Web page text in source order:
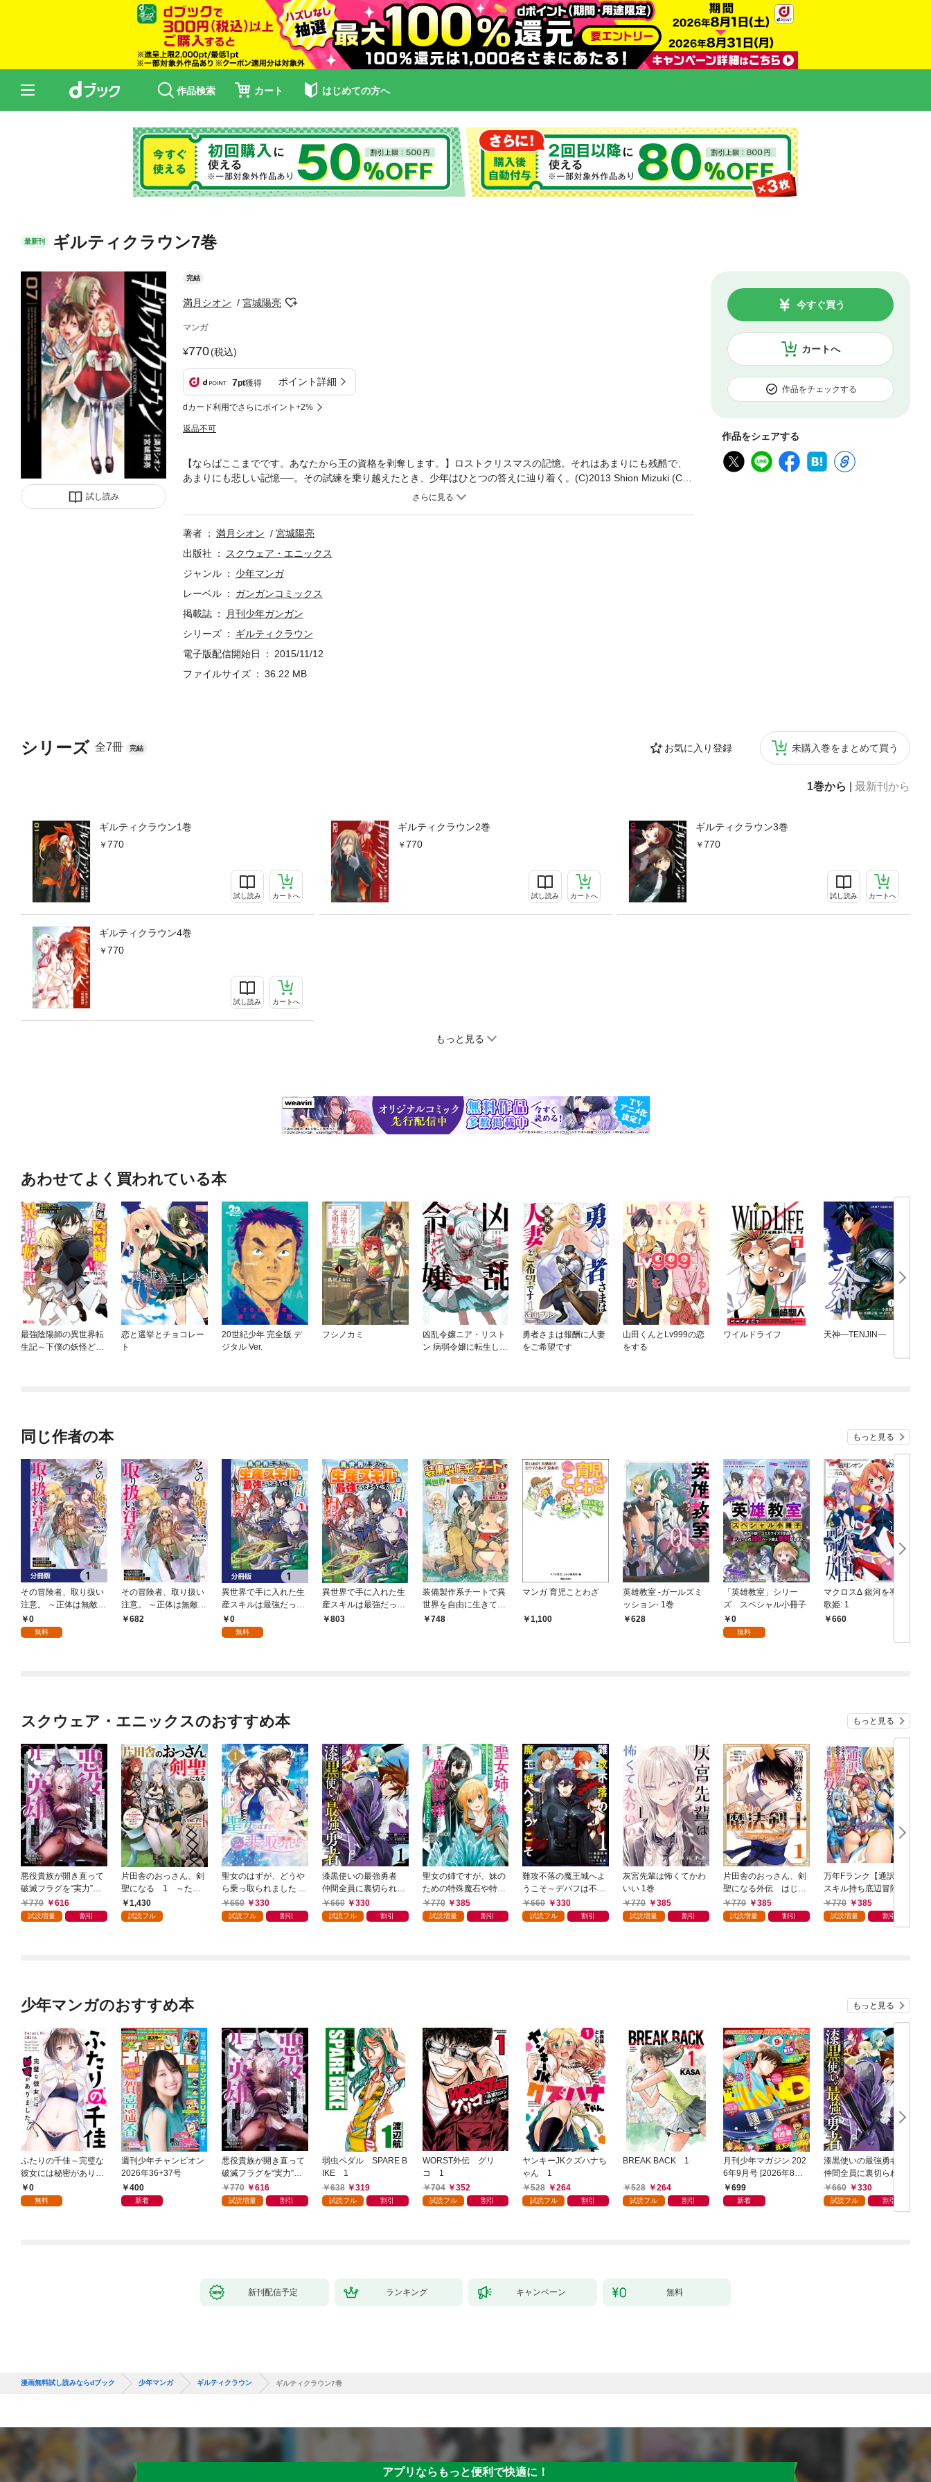
作品検索 カート はじめての方へ
最新刊 ギルティクラウン7巻
試し読み
完結
満月シオン 宮城陽亮
マンガ
770(税込)
7pt獲得 ポイント詳細
dカード利用でさらにポイント+2%
返品不可
カートへ
今すぐ買う
作品をチェックする
作品をシェアする
シリーズ 全7冊 完結 お気に入り登録 未購入巻をまとめて買う
1巻から 最新刊から
ギルティクラウン1巻
770
試し読み カートへ
ギルティクラウン2巻
770
試し読み カートへ
ギルティクラウン3巻
770
試し読み カートへ
ギルティクラウン4巻
770
試し読み カートへ
もっと見る
【ならばここまでです。あなたから王の資格を剥奪します。】ロストクリスマスの記憶。それはあまりにも残酷で、
あまりにも悲しい記憶──。その試練を乗り越えたとき、少年はひとつの答えに辿り着く。(C)2013 Shion Mizuki (C)
著者 満月シオン
宮城陽亮
出版社
スクウェア・エニックス
ジャンル
少年マンガ
レーベル
ガンガンコミックス
掲載誌
月刊少年ガンガン
シリーズ
ギルティクラウン
電子版配信開始日
2015/11/12
ファイルサイズ
36.22 MB
あわせてよく買われている本
最強陰陽師の異世界転
生記～下僕の妖怪ども
恋と選挙とチョコレー
ト
20世紀少年 完全版 デ
ジタル Ver.
フシノカミ
凶乱令嬢ニア・リスト
ン 病弱令嬢に転生した
勇者さまは報酬に人妻
をご希望です
山田くんとLv999の恋
をする
ワイルドライフ 天神—TENJIN—
同じ作者の本 もっと見る
その冒険者、取り扱い
注意。 ～正体は無敵の
下僕たちを統べる異世
界最強の魔導王～【分
0
無料
その冒険者、取り扱い
注意。 ～正体は無敵の
下僕たちを統べる異世
682
異世界で手に入れた生
産スキルは最強だった
ようです。 ～創造＆
器用のWチートで無双
0
無料
異世界で手に入れた生
産スキルは最強だった
ようです。 ～創造＆
803
装備製作系チートで異
世界を自由に生きてい
きます１
748
マンガ 育児ことわざ
1,100
英雄教室 -ガールズミ
ッション- 1巻
628
「英雄教室」シリー
ズ スペシャル小冊子
0
無料
マクロスΔ 銀河を導く
歌姫: 1
660
スクウェア・エニックスのおすすめ本 もっと見る
悪役貴族が開き直って
破滅フラグを“実力”で
叩き折っていたら、い
つの間にかヒロイン達
770 616
試読増量 割引
片田舎のおっさん、剣
聖になる 1 ～ただ
の田舎の剣術師範だっ
たのに、大成した弟子
1,430
試読フル
聖女のはずが、どうや
ら乗っ取られました 1
巻660 330
試読フル 割引
漆黒使いの最強勇者
仲間全員に裏切られた
ので最強の魔物と組み
ます 1巻
660 330
試読フル 割引
聖女の姉ですが、妹の
ための特殊魔石や特殊
薬草の採取をやめた
ら、隣国の魔術師様の
770 385
試読増量 割引
難攻不落の魔王城へよ
うこそ～デバフは不要
と勇者パーティーを追
い出された黒魔導士、
660 330
試読フル 割引
灰宮先輩は怖くてかわ
いい 1巻
770
385
試読増量 割引
片田舎のおっさん、剣
聖になる外伝 はじま
りの魔法剣士 1巻
770 385
試読増量 割引
万年Fランク【通訳】
スキル持ち底辺冒険
者、異種族の最強美少
女たちとパーティーを
組んで才能に開花し無
770 385
試読増量 割引
少年マンガのおすすめ本 もっと見る
ふたりの千佳～完璧な
彼女には秘密がありま
した(1)
0
無料
週刊少年チャンピオン
2026年36+37号
400
新着
悪役貴族が開き直って
破滅フラグを“実力”で
叩き折っていたら、い
つの間にかヒロイン達
770 616
試読増量 割引
弱虫ペダル SPARE B
IKE 1
638
319
試読フル 割引
WORST外伝 グリ
コ 1
704
352
試読フル 割引
ヤンキーJKクズハナち
ゃん 1
528
264
試読フル 割引
BREAK BACK 1
528 264
試読フル 割引
月刊少年マガジン 202
6年9月号 [2026年8月6
日発売]
699
新着
漆黒使いの最強勇者
仲間全員に裏切られた
ので最強の魔物と組み
ます 1巻
660 330
試読フル 割引
新刊配信予定 ランキング キャンペーン 無料
漫画無料試し読みならdブック 少年マンガ ギルティクラウン ギルティクラウン7巻
アプリならもっと便利で快適に！